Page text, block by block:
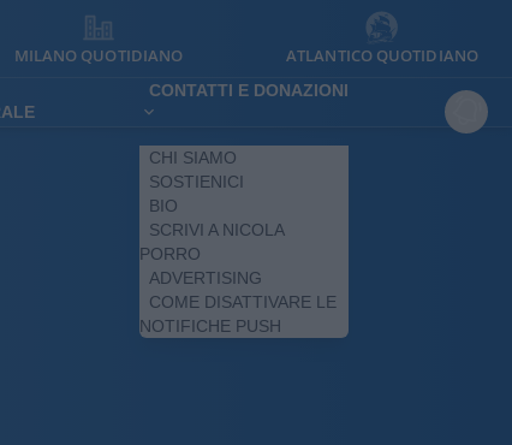
MILANO QUOTIDIANO ATLANTICO QUOTIDIANO
CONTATTI E DONAZIONI
CHI SIAMO
SOSTIENICI
BIO
SCRIVI A NICOLA
PORRO
ADVERTISING
COME DISATTIVARE LE
NOTIFICHE PUSH